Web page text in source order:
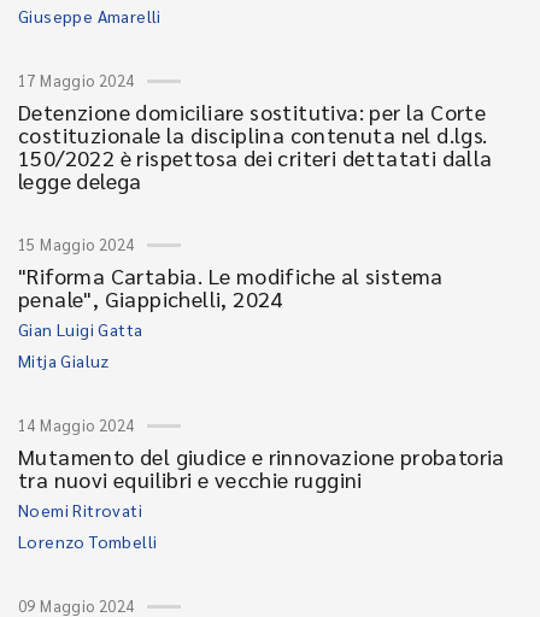
Giuseppe Amarelli
17 Maggio 2024
Detenzione domiciliare sostitutiva: per la Corte
costituzionale la disciplina contenuta nel d.lgs.
150/2022 è rispettosa dei criteri dettatati dalla
legge delega
15 Maggio 2024
"Riforma Cartabia. Le modifiche al sistema
penale", Giappichelli, 2024
Gian Luigi Gatta
Mitja Gialuz
14 Maggio 2024
Mutamento del giudice e rinnovazione probatoria
tra nuovi equilibri e vecchie ruggini
Noemi Ritrovati
Lorenzo Tombelli
09 Maggio 2024